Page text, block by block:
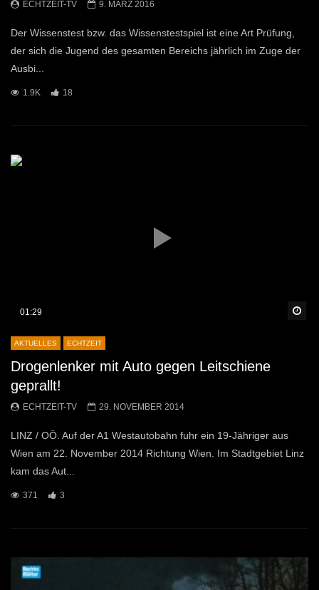
ECHTZEIT-TV 9. MÄRZ 2016
Der Wissenstest bzw. das Wissenstestspiel ist eine Art Prüfung,
der sich die Jugend des gesamten Bereichs jährlich im Zuge der
Ausbi...
1.9K 18
01:29
AKTUELLES ECHTZEIT
Drogenlenker mit Auto gegen Leitschiene
geprallt!
ECHTZEIT-TV 29. NOVEMBER 2014
LINZ / OÖ. Auf der A1 Westautobahn fuhr ein 19-Jähriger aus
Wien am 22. November 2014 Richtung Wien. Im Stadtgebiet Linz
kam das Aut...
371 3